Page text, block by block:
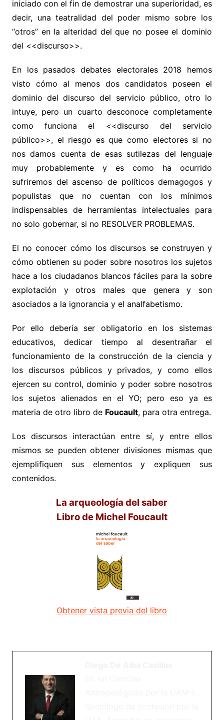
iniciado con el fin de demostrar una superioridad, es
decir, una teatralidad del poder mismo sobre los
“otros” en la alteridad del que no posee el dominio
del <<discurso>>.
En los pasados debates electorales 2018 hemos
visto cómo al menos dos candidatos poseen el
dominio del discurso del servicio público, otro lo
intuye, pero un cuarto desconoce completamente
como funciona el <<discurso del servicio
público>>, el riesgo es que como electores si no
nos damos cuenta de esas sutilezas del lenguaje
muy probablemente y es como ha ocurrido
sufriremos del ascenso de políticos demagogos y
populistas que no cuentan con los mínimos
indispensables de herramientas intelectuales para
no solo gobernar, si no RESOLVER PROBLEMAS.
El no conocer cómo los discursos se construyen y
cómo obtienen su poder sobre nosotros los sujetos
hace a los ciudadanos blancos fáciles para la sobre
explotación y otros males que genera y son
asociados a la ignorancia y el analfabetismo.
Por ello debería ser obligatorio en los sistemas
educativos, dedicar tiempo al desentrañar el
funcionamiento de la construcción de la ciencia y
los discursos públicos y privados, y como ellos
ejercen su control, dominio y poder sobre nosotros
los sujetos alienados en el YO; pero eso ya es
materia de otro libro de Foucault, para otra entrega.
Los discursos interactúan entre sí, y entre ellos
mismos se pueden obtener divisiones mismas que
ejemplifiquen sus elementos y expliquen sus
contenidos.
La arqueología del saber
Libro de Michel Foucault
Obtener vista previa del libro